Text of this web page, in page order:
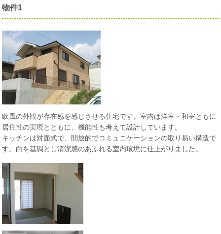
物件1
欧風の外観が存在感を感じさせる住宅です。室内は洋室・和室ともに
居住性の実現とともに、機能性も考えて設計しています。
キッチンは対面式で、開放的でコミュニケーションの取り易い構造で
す。白を基調とし清潔感のあふれる室内環境に仕上がりました。